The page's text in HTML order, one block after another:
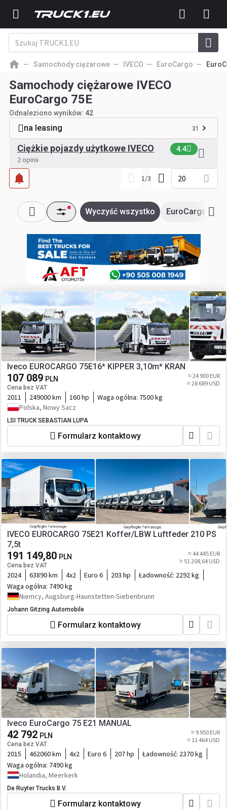
Samochody ciężarowe IVECO EuroCargo
Samochody ciężarowe IVECO
EuroCargo 75E
Odnaleziono wyników: 42
na leasing 31
Ciężkie pojazdy użytkowe IVECO 4.4
2 opinii
1/3 20
EuroCargo 75E
Wyczyść wszystko
Iveco EUROCARGO 75E16* KIPPER 3,10m* KRAN
107 089 PLN
Cena bez VAT
≈ 24 900 EUR
≈ 28 689 USD
2011 249000 km 160 hp Waga ogólna: 7500 kg
Polska, Nowy Sacz
LSI TRUCK SEBASTIAN LUPA
Formularz kontaktowy
IVECO EUROCARGO 75E21 Koffer/LBW Luftfeder 210 PS
7,5t
191 149,80 PLN
Cena bez VAT
≈ 44 445 EUR
≈ 51 208,64 USD
2024 63890 km 4x2 Euro 6 203 hp Ładowność: 2292 kg
Waga ogólna: 7490 kg
Niemcy, Augsburg-Haunstetten-Siebenbrunn
Johann Gitzing Automobile
Formularz kontaktowy
Iveco EuroCargo 75 E21 MANUAL
42 792 PLN
Cena bez VAT
≈ 9 950 EUR
≈ 11 464 USD
2015 462060 km 4x2 Euro 6 207 hp Ładowność: 2370 kg
Waga ogólna: 7490 kg
Holandia, Meerkerk
De Ruyter Trucks B.V.
Formularz kontaktowy